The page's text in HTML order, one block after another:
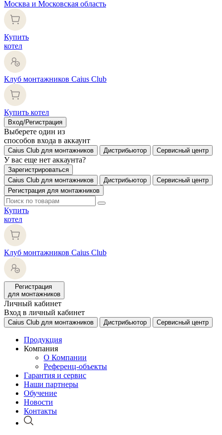
Москва и Московская область
Купить
котел
Клуб монтажников Caius Club
Купить котел
Вход/Регистрация
Выберете один из
способов входа в аккаунт
Caius Club для монтажников Дистрибьютор Сервисный центр
У вас еще нет аккаунта?
Зарегистрироваться
Caius Club для монтажников
Дистрибьютор
Сервисный центр
Регистрация для монтажников
Купить
котел
Клуб монтажников Caius Club
Регистрация
для монтажников
Личный кабинет
Вход в личный кабинет
Caius Club для монтажников Дистрибьютор Сервисный центр
Продукция
Компания
О Компании
Референц-объекты
Гарантия и сервис
Наши партнеры
Обучение
Новости
Контакты